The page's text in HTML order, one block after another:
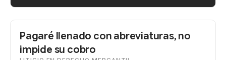
Pagaré llenado con abreviaturas, no
impide su cobro